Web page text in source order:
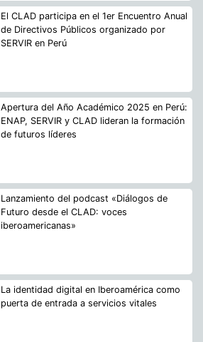
El CLAD participa en el 1er Encuentro Anual
de Directivos Públicos organizado por
SERVIR en Perú
Apertura del Año Académico 2025 en Perú:
ENAP, SERVIR y CLAD lideran la formación
de futuros líderes
Lanzamiento del podcast «Diálogos de
Futuro desde el CLAD: voces
iberoamericanas»
La identidad digital en Iberoamérica como
puerta de entrada a servicios vitales